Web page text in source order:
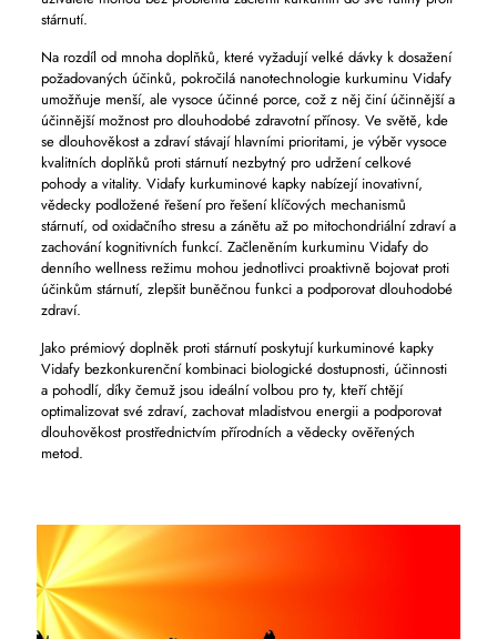
stárnutí.
Na rozdíl od mnoha doplňků, které vyžadují velké dávky k dosažení
požadovaných účinků, pokročilá nanotechnologie kurkuminu Vidafy
umožňuje menší, ale vysoce účinné porce, což z něj činí účinnější a
účinnější možnost pro dlouhodobé zdravotní přínosy. Ve světě, kde
se dlouhověkost a zdraví stávají hlavními prioritami, je výběr vysoce
kvalitních doplňků proti stárnutí nezbytný pro udržení celkové
pohody a vitality. Vidafy kurkuminové kapky nabízejí inovativní,
vědecky podložené řešení pro řešení klíčových mechanismů
stárnutí, od oxidačního stresu a zánětu až po mitochondriální zdraví a
zachování kognitivních funkcí. Začleněním kurkuminu Vidafy do
denního wellness režimu mohou jednotlivci proaktivně bojovat proti
účinkům stárnutí, zlepšit buněčnou funkci a podporovat dlouhodobé
zdraví.
Jako prémiový doplněk proti stárnutí poskytují kurkuminové kapky
Vidafy bezkonkurenční kombinaci biologické dostupnosti, účinnosti
a pohodlí, díky čemuž jsou ideální volbou pro ty, kteří chtějí
optimalizovat své zdraví, zachovat mladistvou energii a podporovat
dlouhověkost prostřednictvím přírodních a vědecky ověřených
metod.